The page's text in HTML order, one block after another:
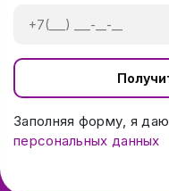
Заполняя форму, я даю
персональных данных